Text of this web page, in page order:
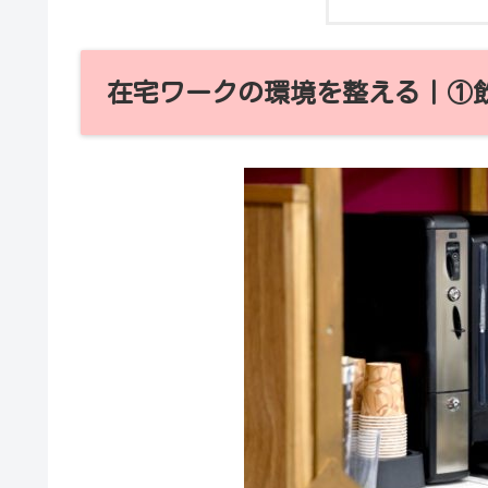
在宅ワークの環境を整える｜①